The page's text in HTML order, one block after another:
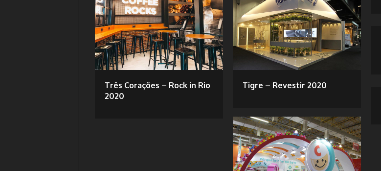
Três Corações – Rock in Rio
2020
Tigre – Revestir 2020